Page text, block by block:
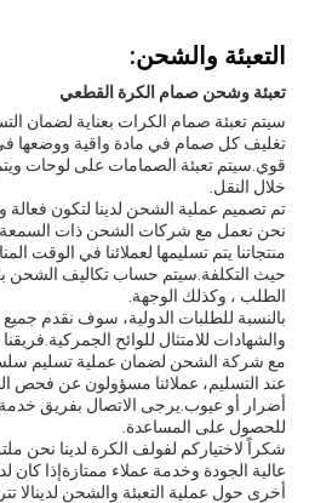
التعبئة والشحن:
تعبئة وشحن صمام الكرة القطعي
سيتم تعبئة صمام الكرات بعناية لضمان
تغليف كل صمام في مادة واقية ووضعها
قوي.سيتم تعبئة الصمامات على لوحات ويتم
خلال النقل.
تم تصميم عملية الشحن لدينا لتكون
نحن نعمل مع شركات الشحن ذات السمعة
منتجاتنا يتم تسليمها لعملائنا في الوقت
حيث التكلفة.سيتم حساب تكاليف الشحن
الطلب ، وكذلك الوجهة.
بالنسبة للطلبات الدولية، سوف نقدم جميع
والشهادات للامتثال للوائح
مع شركة الشحن لضمان عملية تسليم
عند التسليم، عملائنا مسؤولون عن فحص
أضرار أو عيوب.يرجى الاتصال بفريق خدمة
للحصول على المساعدة.
شكراً لاختياركم لفولف الكرة لدينا نحن
عالية الجودة وخدمة عملاء ممتازةإذا
أخرى حول عملية التعبئة والشحن لدينالا